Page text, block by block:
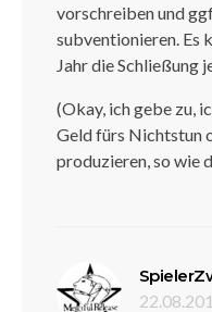
vorschreiben und
subventionieren. Es
Jahr die Schließung
(Okay, ich gebe zu,
Geld fürs Nichtstun
produzieren, so wie